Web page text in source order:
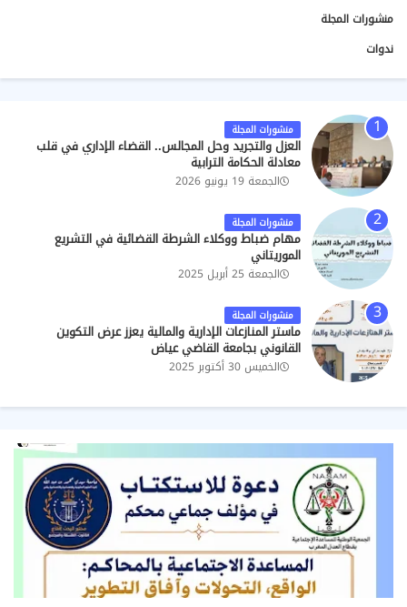
منشورات المجلة
ندوات
منشورات المجلة
العزل والتجريد وحل المجالس.. القضاء الإداري في قلب
معادلة الحكامة الترابية
الجمعة 19 يونيو 2026
منشورات المجلة
مهام ضباط ووكلاء الشرطة القضائية في التشريع
الموريتاني
الجمعة 25 أبريل 2025
منشورات المجلة
ماستر المنازعات الإدارية والمالية يعزز عرض التكوين
القانوني بجامعة القاضي عياض
الخميس 30 أكتوبر 2025